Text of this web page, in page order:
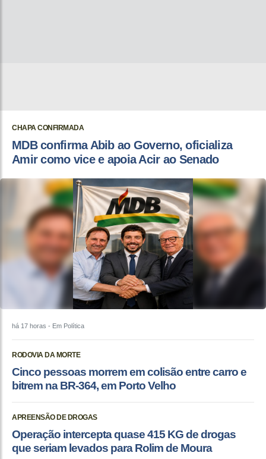
CHAPA CONFIRMADA
MDB confirma Abib ao Governo, oficializa
Amir como vice e apoia Acir ao Senado
há 17 horas - Em Política
RODOVIA DA MORTE
Cinco pessoas morrem em colisão entre carro e
bitrem na BR-364, em Porto Velho
APREENSÃO DE DROGAS
Operação intercepta quase 415 KG de drogas
que seriam levados para Rolim de Moura